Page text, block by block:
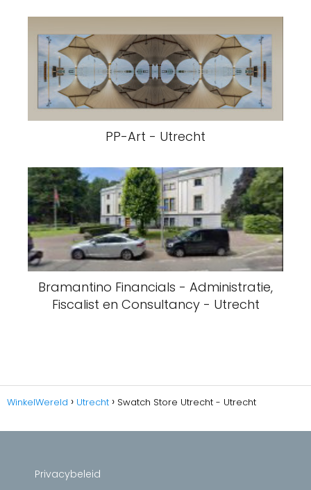
PP-Art - Utrecht
Bramantino Financials - Administratie,
Fiscalist en Consultancy - Utrecht
WinkelWereld Utrecht Swatch Store Utrecht - Utrecht
Privacybeleid